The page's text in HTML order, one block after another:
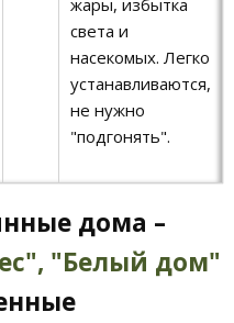
света и
насекомых. Легко
устанавливаются,
не нужно
"подгонять".
дома –
"Белый дом"